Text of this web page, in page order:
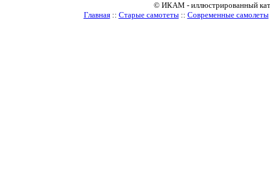
© ИКАМ - иллюстрированный
Главная:: Старые самотеты:: Современные самолеты